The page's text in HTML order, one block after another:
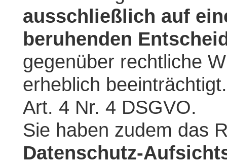
ausschließlich auf
beruhenden
gegenüber rechtliche
erheblich
Art. 4 Nr. 4 DSGVO.
Sie haben zudem das
Datenschutz-